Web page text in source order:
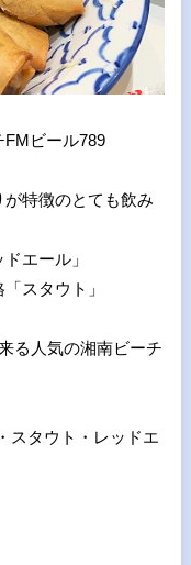
FMビール789
特徴のとても飲み
エール」
スタウト」
る人気の湘南ビーチ
スタウト・レッドエ